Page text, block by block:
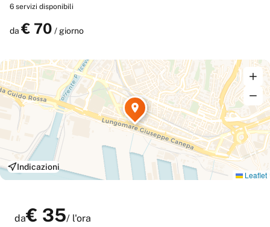
materiali. Spazio luminoso, riservato e facilmente modulabile
secondo le esigenze operative.
6 servizi disponibili
da € 70 / giorno
Leaflet
Indicazioni
da€ 35/ l'ora